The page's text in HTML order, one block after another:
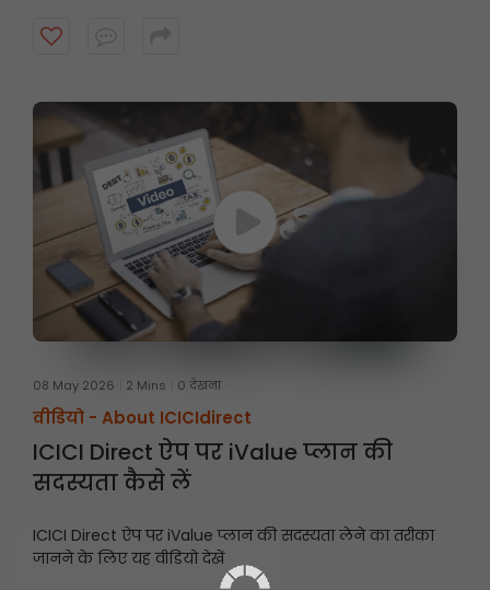
08 May 2026 2 Mins 0 देखना
वीडियो - About ICICIdirect
ICICI Direct ऐप पर iValue प्लान की
सदस्यता कैसे लें
ICICI Direct ऐप पर iValue प्लान की सदस्यता लेने का तरीका
जानने के लिए यह वीडियो देखें